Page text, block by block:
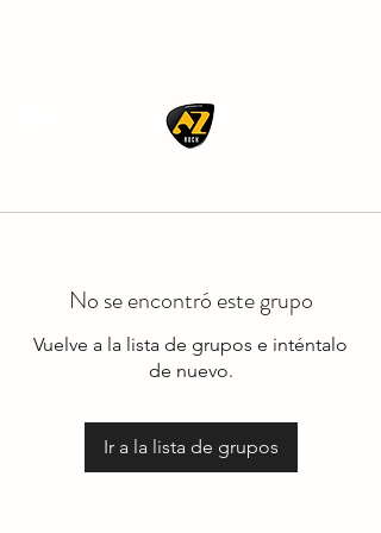
No se encontró este grupo
Vuelve a la lista de grupos e inténtalo
de nuevo.
Ir a la lista de grupos